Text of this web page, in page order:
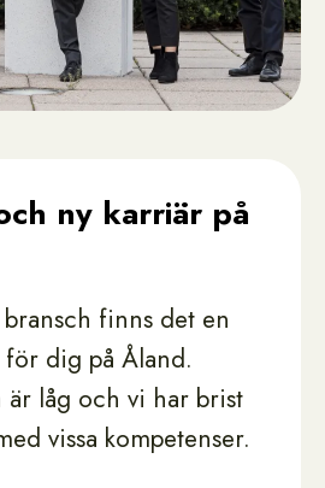
ny karriär på
finns det en
för dig på Åland.
är låg och vi har brist
vissa kompetenser.